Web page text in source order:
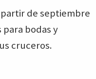
partir de septiembre
bodas y
cruceros.